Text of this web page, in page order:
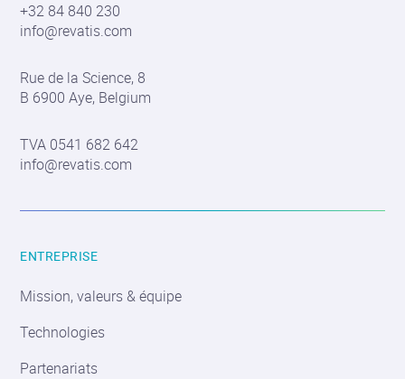
Informations
de
contact
+32 84 840 230
info@revatis.com
Rue de la Science, 8
B 6900 Aye, Belgium
TVA 0541 682 642
info@revatis.com
ENTREPRISE
Mission, valeurs & équipe
Technologies
Partenariats